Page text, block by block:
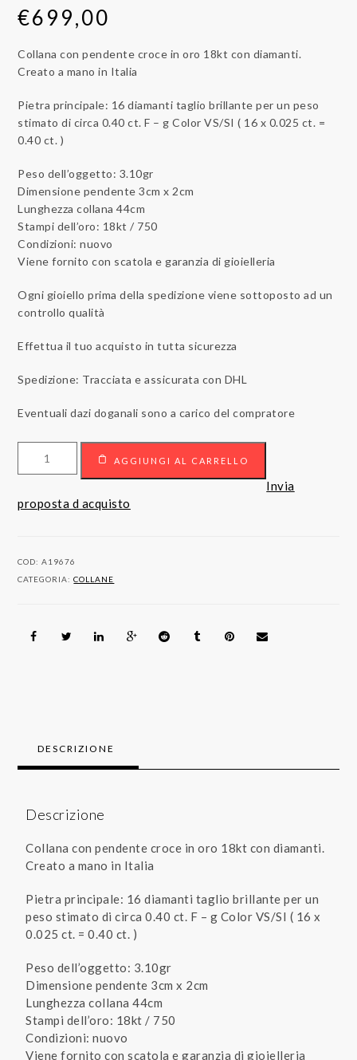
€699,00
Collana con pendente croce in oro 18kt con diamanti.
Creato a mano in Italia
Pietra principale: 16 diamanti taglio brillante per un peso
stimato di circa 0.40 ct. F – g Color VS/SI ( 16 x 0.025 ct. =
0.40 ct. )
Peso dell’oggetto: 3.10gr
Dimensione pendente 3cm x 2cm
Lunghezza collana 44cm
Stampi dell’oro: 18kt / 750
Condizioni: nuovo
Viene fornito con scatola e garanzia di gioielleria
Ogni gioiello prima della spedizione viene sottoposto ad un
controllo qualità
Effettua il tuo acquisto in tutta sicurezza
Spedizione: Tracciata e assicurata con DHL
Eventuali dazi doganali sono a carico del compratore
croce
AGGIUNGI AL CARRELLO
Invia
proposta d acquisto
COD:A19676
CATEGORIA:COLLANE
DESCRIZIONE
Descrizione
Collana con pendente croce in oro 18kt con diamanti.
Creato a mano in Italia
Pietra principale: 16 diamanti taglio brillante per un
peso stimato di circa 0.40 ct. F – g Color VS/SI ( 16 x
0.025 ct. = 0.40 ct. )
Peso dell’oggetto: 3.10gr
Dimensione pendente 3cm x 2cm
Lunghezza collana 44cm
Stampi dell’oro: 18kt / 750
Condizioni: nuovo
Viene fornito con scatola e garanzia di gioielleria